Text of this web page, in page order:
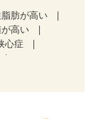
肪が高い
高い
心症
）